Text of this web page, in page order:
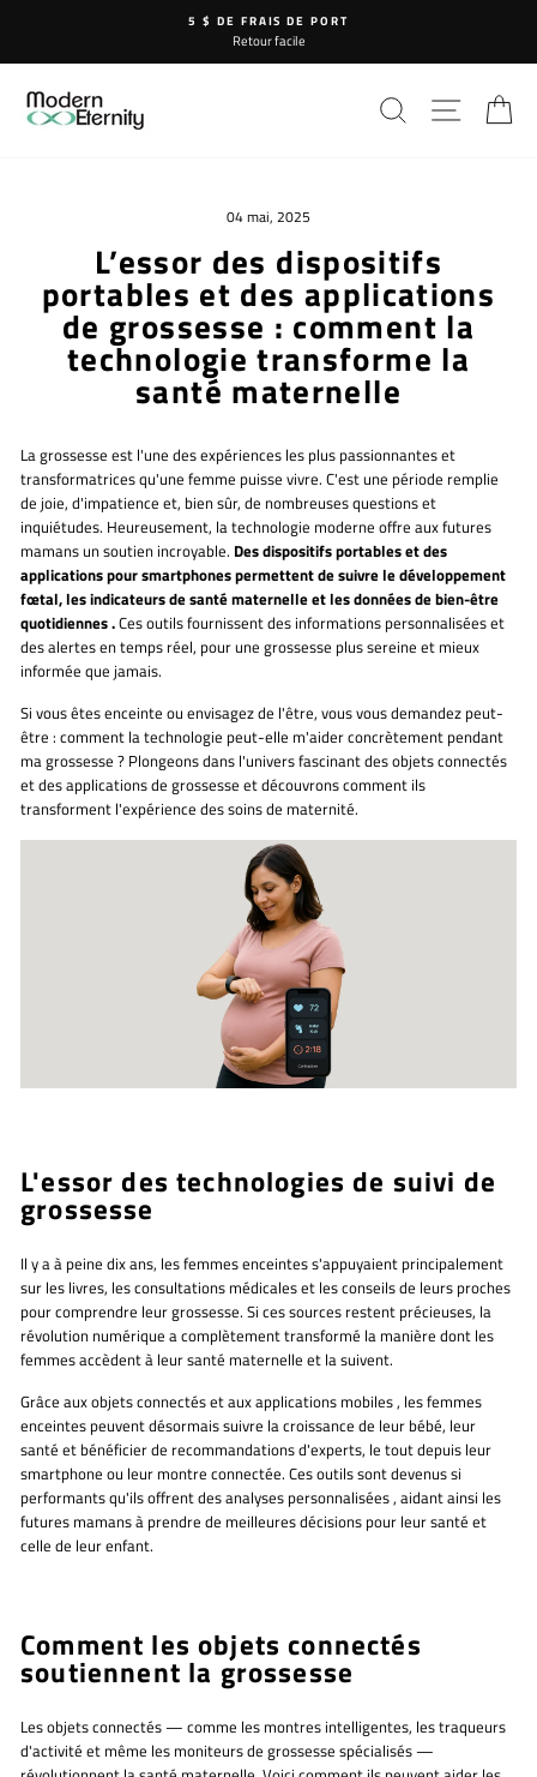
contenu
5 $ DE FRAIS DE PORT
Retour facile
04 mai, 2025
L’essor des dispositifs
portables et des applications
de grossesse : comment la
technologie transforme la
santé maternelle
La grossesse est l'une des expériences les plus passionnantes et
transformatrices qu'une femme puisse vivre. C'est une période remplie
de joie, d'impatience et, bien sûr, de nombreuses questions et
inquiétudes. Heureusement, la technologie moderne offre aux futures
mamans un soutien incroyable. Des dispositifs portables et des
applications pour smartphones permettent de suivre le développement
fœtal, les indicateurs de santé maternelle et les données de bien-être
quotidiennes.Ces outils fournissent des informations personnalisées et
des alertes en temps réel, pour une grossesse plus sereine et mieux
informée que jamais.
Si vous êtes enceinte ou envisagez de l'être, vous vous demandez peut-
être : comment la technologie peut-elle m'aider concrètement pendant
ma grossesse ? Plongeons dans l'univers fascinant des objets connectés
et des applications de grossesse et découvrons comment ils
transforment l'expérience des soins de maternité.
L'essor des technologies de suivi de
grossesse
Il y a à peine dix ans, les femmes enceintes s'appuyaient principalement
sur les livres, les consultations médicales et les conseils de leurs proches
pour comprendre leur grossesse. Si ces sources restent précieuses, la
révolution numérique a complètement transformé la manière dont les
femmes accèdent à leur santé maternelle et la suivent.
Grâce auxobjets connectés et aux applications mobiles, les femmes
enceintes peuvent désormais suivre la croissance de leur bébé, leur
santé et bénéficier de recommandations d'experts, le tout depuis leur
smartphone ou leur montre connectée. Ces outils sont devenus si
performants qu'ils offrentdes analyses personnalisées, aidant ainsi les
futures mamans à prendre de meilleures décisions pour leur santé et
celle de leur enfant.
Comment les objets connectés
soutiennent la grossesse
Les objets connectés — comme les montres intelligentes, les traqueurs
d'activité et même les moniteurs de grossesse spécialisés —